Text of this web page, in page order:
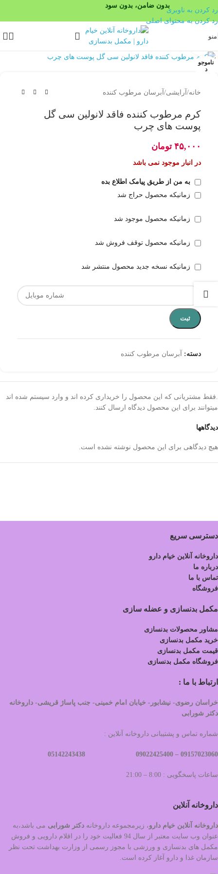
بدون ضامن، بدون سود
رد کردن به ناوبری
رد کردن به محتوای اصلی
منو
ناموجو
د
بزرگنمایی تصویر
خانه/ آرایشی/ آبرسان مرطوب کننده
کرم مرطوب کننده فاقد لانولین سی گل
پوست های چرب
۴۵,۰۰۰ تومان
در انبار موجود نمی باشد
به من از طریق پیامک اطلاع بده
زمانیکه محصول حراج شد
زمانیکه محصول موجود شد
زمانیکه محصول توقف فروش شد
زمانیکه نسخه جدید محصول منتشر شد
ثبت
دسته: آبرسان مرطوب کننده
دیدگاهها
هیچ دیدگاهی برای این محصول نوشته نشده است.
.فقط مشتریانی که این محصول را خریداری کرده اند و وارد سیستم شده اند
میتوانند برای این محصول دیدگاه ارسال کنند.
دسترسی سریع
داروخانه آنلاین خیام دارو
درباره ما
تماس با ما
فروشگاه
مکمل بدنسازی و عضله سازی
مشاور محصولات بدنسازی
خرید مکمل بدنسازی
قیمت مکمل بدنسازی
فروشگاه مکمل بدنسازی
ارتباط با ما :
خراسان رضوی- نیشابور- خیابان امام خمینی- جنب پاساژ قریشی- داروخانه
دکتر شورابی
شماره تماس و پشتیبانی داروخانه آنلاین :
09157023060 –
ساعات پاسخگویی : 8:00 – 21:00
داروخانه آنلاین
داروخانه آنلاین خیام دارو، زیرمجموعه داروخانه دکتر شورابی می باشد،به
عنوان وب سایت معتبر از سال 94 فعالیت خود را در اقلام دارویی و فروش
مکمل های بدنسازی و ورزشی با مجوز رسمی از وزارت بهداشت تحت نظر
سازمان غذا و دارو آغاز کرده است.